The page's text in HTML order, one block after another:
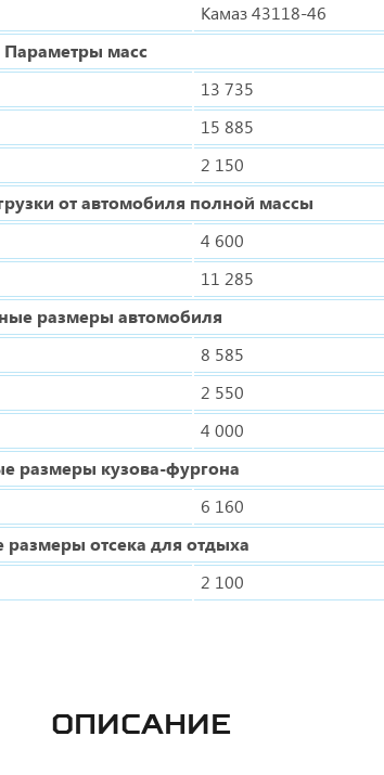
Камаз 43118-46
Параметры масс
13 735
15 885
2 150
от автомобиля полной массы
4 600
11 285
размеры автомобиля
8 585
2 550
4 000
размеры кузова-фургона
6 160
размеры отсека для отдыха
2 100
ОПИСАНИЕ